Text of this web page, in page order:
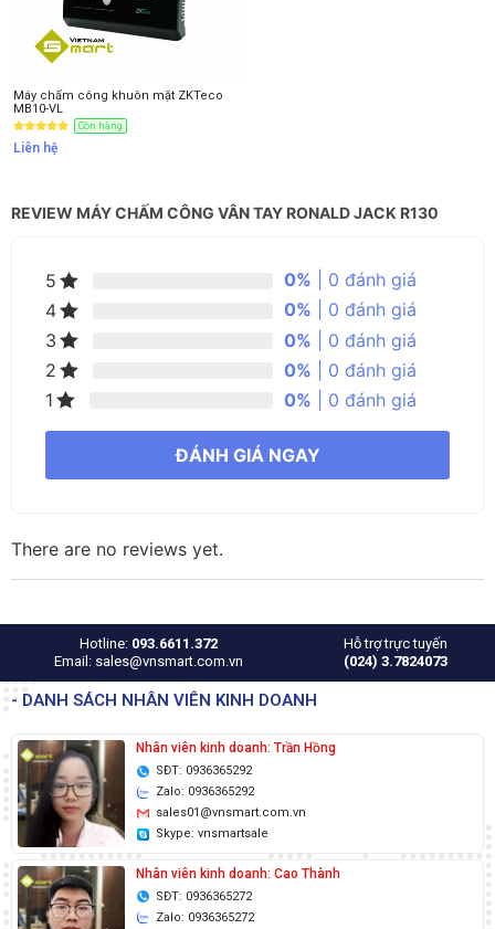
Máy chấm công khuôn mặt ZKTeco
MB10-VL
Còn hàng
Liên hệ
REVIEW MÁY CHẤM CÔNG VÂN TAY RONALD JACK R130
5 0% | 0 đánh giá
4
0% | 0 đánh giá
3
0% | 0 đánh giá
2
0% | 0 đánh giá
1
0% | 0 đánh giá
ĐÁNH GIÁ NGAY
There are no reviews yet.
Hotline: 093.6611.372
Email: sales@vnsmart.com.vn
Hỗ trợ trực tuyến
(024) 3.7824073
- DANH SÁCH NHÂN VIÊN KINH DOANH
Nhân viên kinh doanh: Trần Hồng
SĐT: 0936365292
Zalo: 0936365292
sales01@vnsmart.com.vn
Skype: vnsmartsale
Nhân viên kinh doanh: Cao Thành
SĐT: 0936365272
Zalo: 0936365272